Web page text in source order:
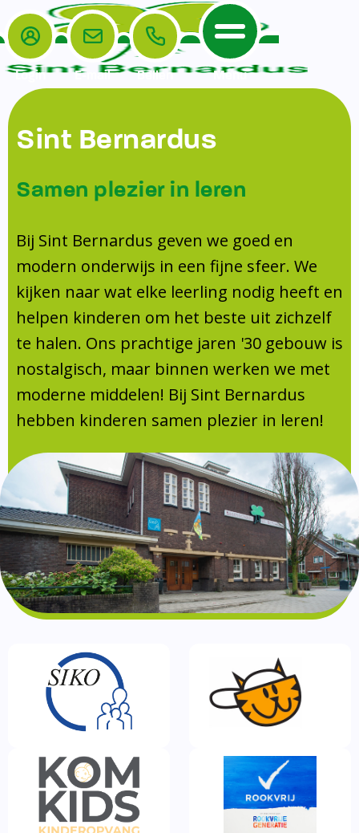
Home
De School
Veiligheidsplan
Onderwijs
Leerlingenraad
Leerlingenzorg
Doorstroomtoets
Jeugdprofessional op school
Centrum Jeugd en Gezin
Schoollogopedie
schoolondersteuningsprofiel
Schooltijden
Absentie
Vakanties
Aanmelden
Schoolgids
Gezonde school
Kinderopvang
BSO
Routebeschrijving
Privacy
Het Team
Ouders
Ouders
Tussenschoolse opvang
Activiteitencommissie (AC)
Medezeggenschapsraad (MR)
Formulieren
Klachtenregeling
Contact
Login E-mail Bellen Menu
Sint Bernardus
Samen plezier in leren
Bij Sint Bernardus geven we goed en
modern onderwijs in een fijne sfeer. We
kijken naar wat elke leerling nodig heeft en
helpen kinderen om het beste uit zichzelf
te halen. Ons prachtige jaren '30 gebouw is
nostalgisch, maar binnen werken we met
moderne middelen! Bij Sint Bernardus
hebben kinderen samen plezier in leren!